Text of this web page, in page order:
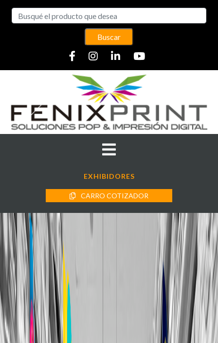
Buscar
EXHIBIDORES
CARRO COTIZADOR